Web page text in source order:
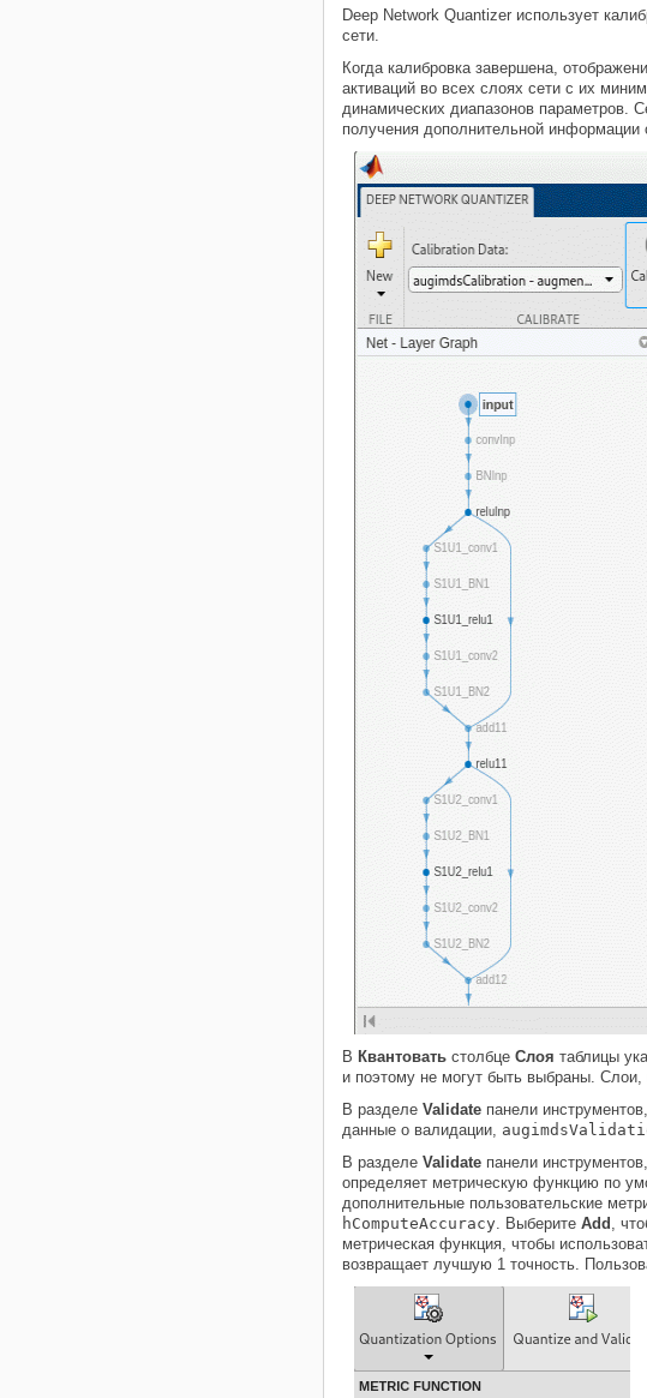
Deep Network Quantizer использует
сети.
Когда калибровка завершена,
активаций во всех слоях сети с их
динамических диапазонов параметров.
получения дополнительной информации
В Квантовать столбце Слоя таблицы
и поэтому не могут быть выбраны. Слои,
В разделе Validate панели
данные о валидации,
В разделе Validate панели
определяет метрическую функцию по
дополнительные пользовательские
hComputeAccuracy. Выберите Add ,
метрическая функция, чтобы
возвращает лучшую 1 точность.